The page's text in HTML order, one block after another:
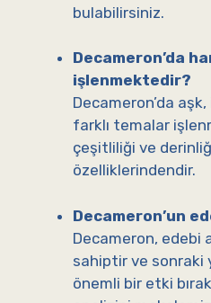
bulabilirsiniz.
Decameron’da
işlenmektedir?
Decameron’da
farklı temalar
çeşitliliği ve
özelliklerindendir.
Decameron’un
Decameron, edebi
sahiptir ve sonraki
önemli bir etki